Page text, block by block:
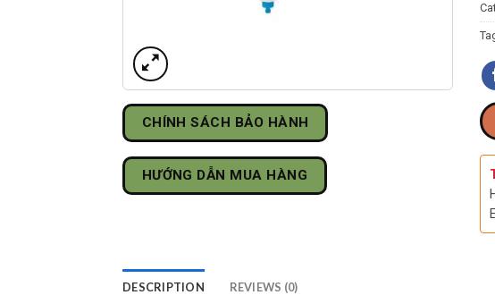
CHÍNH SÁCH BẢO HÀNH
HƯỚNG DẪN MUA HÀNG
DESCRIPTION REVIEWS (0)